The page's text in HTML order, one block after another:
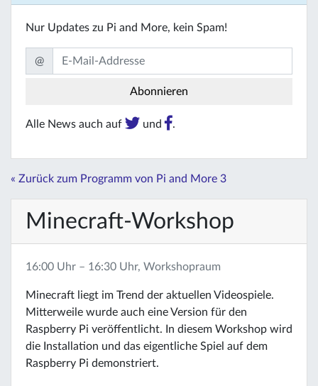
Nur Updates zu Pi and More, kein Spam!
@
Alle News auch auf und .
« Zurück zum Programm von Pi and More 3
Minecraft-Workshop
16:00 Uhr – 16:30 Uhr, Workshopraum
Minecraft liegt im Trend der aktuellen Videospiele.
Mitterweile wurde auch eine Version für den
Raspberry Pi veröffentlicht. In diesem Workshop wird
die Installation und das eigentliche Spiel auf dem
Raspberry Pi demonstriert.